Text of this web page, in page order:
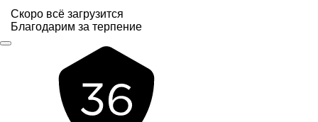
Скоро всё загрузится
Благодарим за терпение